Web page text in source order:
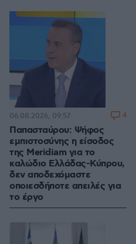
Παπασταύρου: Ψήφος
εμπιστοσύνης η είσοδος
της Meridiam για το
καλώδιο Ελλάδας-Κύπρου,
δεν αποδεχόμαστε
οποιεσδήποτε απειλές για
το έργο
06.08.2026, 09:57 4